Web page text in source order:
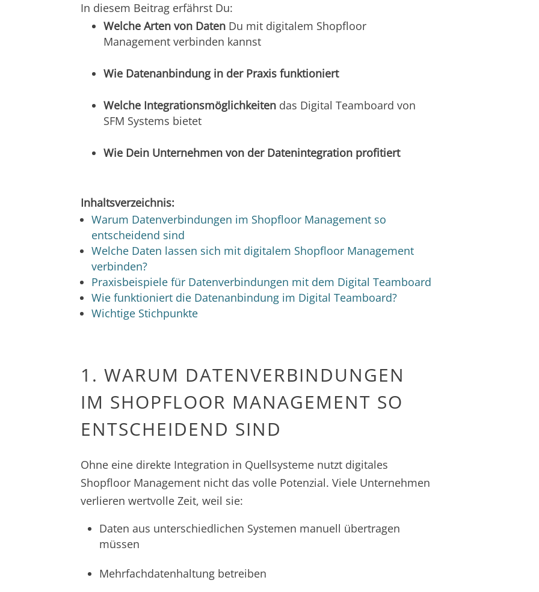
In diesem Beitrag erfährst Du:
Welche Arten von Daten Du mit digitalem Shopfloor
Management verbinden kannst
Wie Datenanbindung in der Praxis funktioniert
Welche Integrationsmöglichkeiten das Digital Teamboard von
SFM Systems bietet
Wie Dein Unternehmen von der Datenintegration profitiert
Inhaltsverzeichnis:
Warum Datenverbindungen im Shopfloor Management so
entscheidend sind
Welche Daten lassen sich mit digitalem Shopfloor Management
verbinden?
Praxisbeispiele für Datenverbindungen mit dem Digital Teamboard
Wie funktioniert die Datenanbindung im Digital Teamboard?
Wichtige Stichpunkte
1.WARUM DATENVERBINDUNGEN
IM SHOPFLOOR MANAGEMENT SO
ENTSCHEIDEND SIND
Ohne eine direkte Integration in Quellsysteme nutzt digitales
Shopfloor Management nicht das volle Potenzial. Viele Unternehmen
verlieren wertvolle Zeit, weil sie:
Daten aus unterschiedlichen Systemen manuell übertragen
müssen
Mehrfachdatenhaltung betreiben